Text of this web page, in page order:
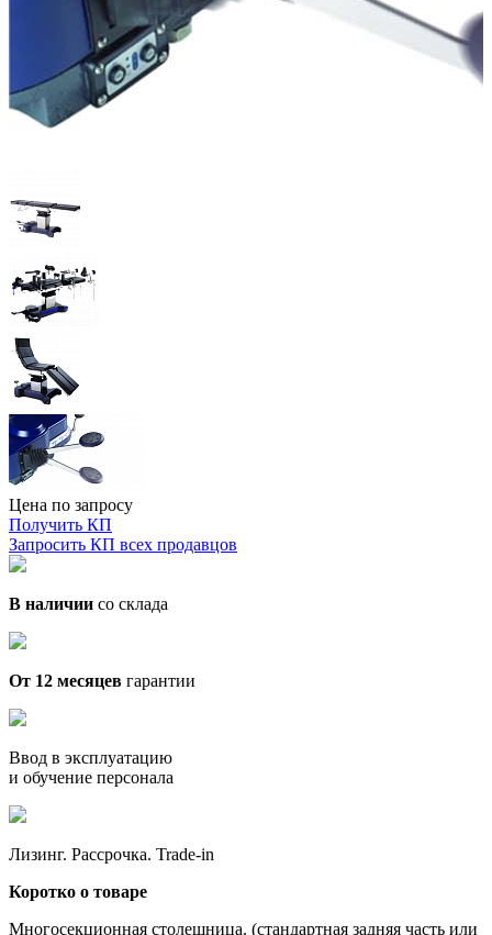
Цена по запросу
Получить КП
Запросить КП всех продавцов
В наличии со склада
От 12 месяцев гарантии
Ввод в эксплуатацию
и обучение персонала
Лизинг. Рассрочка. Trade-in
Коротко о товаре
Многосекционная столешница. (стандартная задняя часть или